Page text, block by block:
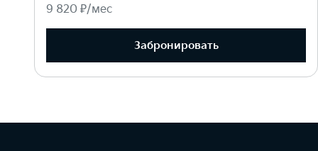
9 820 ₽/мес
Забронировать